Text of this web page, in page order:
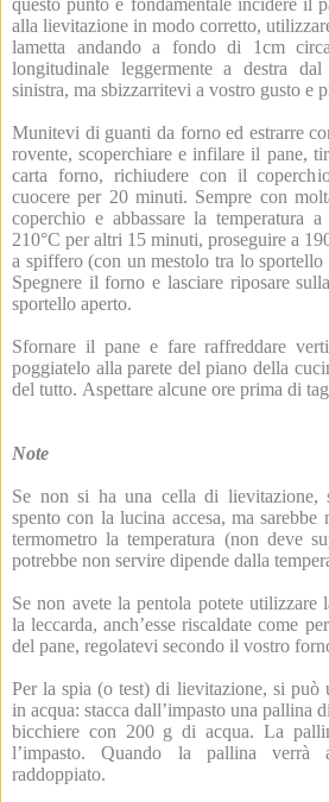
questo punto è fondamentale incidere il
alla lievitazione in modo corretto,
lametta andando a fondo di 1cm
longitudinale leggermente a destra
sinistra, ma sbizzarritevi a vostro gusto e
Munitevi di guanti da forno ed estrarre
rovente, scoperchiare e infilare il pane,
carta forno, richiudere con il
cuocere per 20 minuti. Sempre con
coperchio e abbassare la temperatura
210°C per altri 15 minuti, proseguire a
a spiffero (con un mestolo tra lo
Spegnere il forno e lasciare riposare
sportello aperto.
Sfornare il pane e fare raffreddare
poggiatelo alla parete del piano della
del tutto. Aspettare alcune ore prima di
Note
Se non si ha una cella di
spento con la lucina accesa, ma
termometro la temperatura (non deve
potrebbe non servire dipende dalla
Se non avete la pentola potete utilizzare
la leccarda, anch’esse riscaldate come
del pane, regolatevi secondo il vostro
Per la spia (o test) di lievitazione, si può
in acqua: stacca dall’impasto una pallina
bicchiere con 200 g di acqua. La
l’impasto. Quando la pallina verrà
raddoppiato.